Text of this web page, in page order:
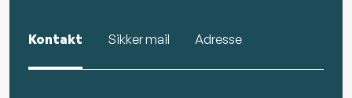
Kontakt Sikker mail Adresse